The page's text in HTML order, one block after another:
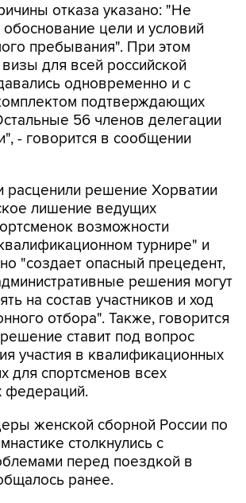
отказа указано: "Не
цели и условий
пребывания". При этом
для всей российской
одновременно и с
подтверждающих
56 членов делегации
- говорится в сообщении
расценили решение Хорватии
лишение ведущих
возможности
турнире" и
"создает опасный прецедент,
решения могут
на состав участников и ход
отбора". Также, говорится
ставит под вопрос
участия в квалификационных
для спортсменов всех
федераций.
женской сборной России по
столкнулись с
перед поездкой в
ранее.